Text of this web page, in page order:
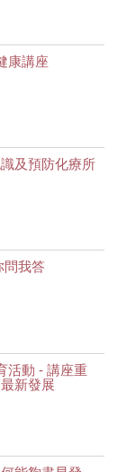
康講座
及預防化療所
問我答
活動 - 講座重
新發展